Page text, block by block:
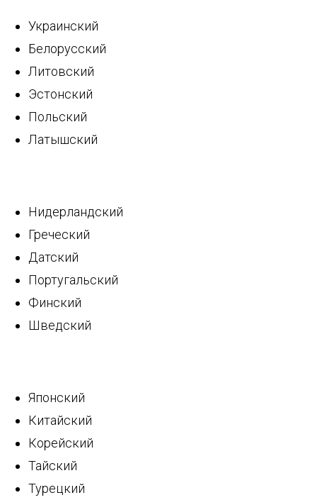
Украинский
Белорусский
Литовский
Эстонский
Польский
Латышский
Нидерландский
Греческий
Датский
Португальский
Финский
Шведский
Японский
Китайский
Корейский
Тайский
Турецкий